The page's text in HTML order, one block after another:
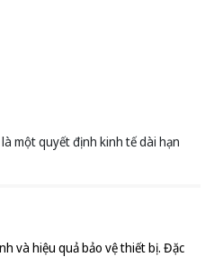
một quyết định kinh tế dài hạn
và hiệu quả bảo vệ thiết bị. Đặc